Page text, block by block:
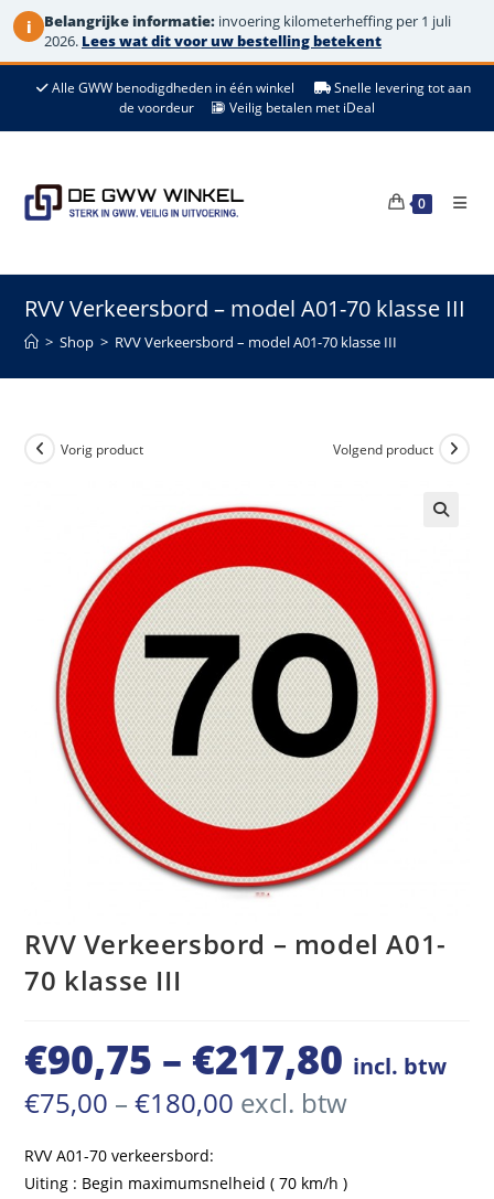
i Belangrijke informatie: invoering kilometerheffing per 1 juli
2026. Lees wat dit voor uw bestelling betekent
de
Alle GWW benodigdheden in één winkel
Snelle levering tot aan
de voordeur
Veilig betalen met iDeal
0
RVV Verkeersbord – model A01-70 klasse III
> Shop > RVV Verkeersbord – model A01-70 klasse III
Vorig product Volgend product
RVV Verkeersbord – model A01-
70 klasse III
€90,75 – €217,80 Prijsklasse:
incl. btw
€75,00 – €180,00 Prijsklasse:
€75,00
excl. btw
RVV A01-70 verkeersbord:
Uiting : Begin maximumsnelheid ( 70 km/h )